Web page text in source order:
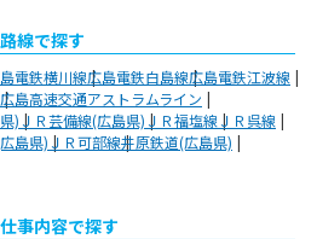
線で探す
電鉄横川線広島電鉄白島線広島電鉄江波線
広島高速交通アストラムライン
)ＪＲ芸備線(広島県)ＪＲ福塩線ＪＲ呉線
島県)ＪＲ可部線井原鉄道(広島県)
事内容で探す